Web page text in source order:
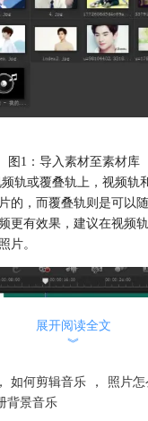
图1：导入素材至素材库
轨或覆叠轨上，视频轨
的，而覆叠轨则是可以
更有效果，建议在视频
片。
展开阅读全文
︾
， 如何剪辑音乐 ， 照片
背景音乐